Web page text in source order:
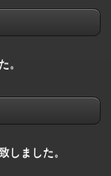
。
しました。